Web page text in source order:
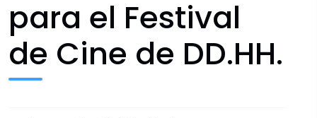
para el Festival
de Cine de DD.HH.